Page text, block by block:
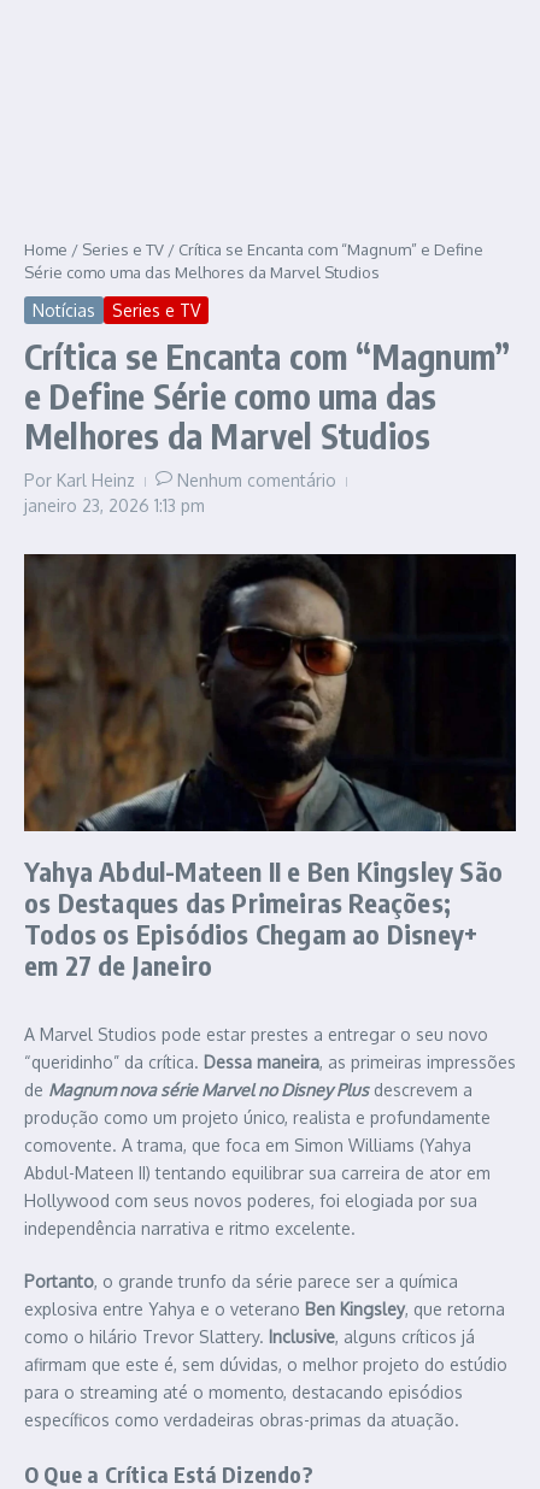
Home / Series e TV / Crítica se Encanta com “Magnum” e Define
Série como uma das Melhores da Marvel Studios
Notícias Series e TV
Crítica se Encanta com “Magnum”
e Define Série como uma das
Melhores da Marvel Studios
Por Karl Heinz
Nenhum comentário
janeiro 23, 2026 1:13 pm
Yahya Abdul-Mateen II e Ben Kingsley São
os Destaques das Primeiras Reações;
Todos os Episódios Chegam ao Disney+
em 27 de Janeiro
A Marvel Studios pode estar prestes a entregar o seu novo
“queridinho” da crítica. Dessa maneira, as primeiras impressões
de Magnum nova série Marvel no Disney Plusdescrevem a
produção como um projeto único, realista e profundamente
comovente. A trama, que foca em Simon Williams (Yahya
Abdul-Mateen II) tentando equilibrar sua carreira de ator em
Hollywood com seus novos poderes, foi elogiada por sua
independência narrativa e ritmo excelente.
Portanto, o grande trunfo da série parece ser a química
explosiva entre Yahya e o veterano Ben Kingsley, que retorna
como o hilário Trevor Slattery. Inclusive, alguns críticos já
afirmam que este é, sem dúvidas, o melhor projeto do estúdio
para o streaming até o momento, destacando episódios
específicos como verdadeiras obras-primas da atuação.
O Que a Crítica Está Dizendo?